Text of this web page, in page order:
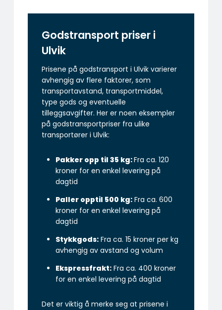
Godstransport priser i
Ulvik
Prisene på godstransport i Ulvik varierer
avhengig av flere faktorer, som
transportavstand, transportmiddel,
type gods og eventuelle
tilleggsavgifter. Her er noen eksempler
på godstransportpriser fra ulike
transportører i Ulvik:
Pakker opp til 35 kg:Fra ca. 120
kroner for en enkel levering på
dagtid
Paller opptil 500 kg: Fra ca. 600
kroner for en enkel levering på
dagtid
Stykkgods: Fra ca. 15 kroner per kg
avhengig av avstand og volum
Ekspressfrakt: Fra ca. 400 kroner
for en enkel levering på dagtid
Det er viktig å merke seg at prisene i